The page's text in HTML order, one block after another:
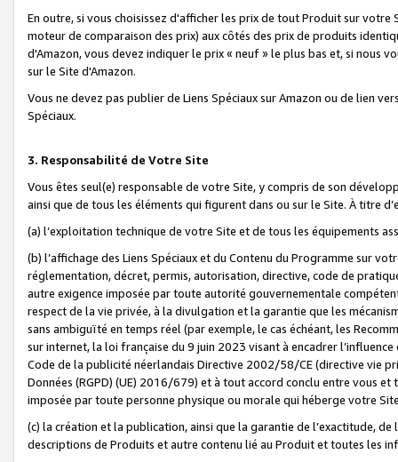
En outre, si vous choisissez d'afficher les prix de tout Produit sur
moteur de comparaison des prix) aux côtés des prix de produits
d'Amazon, vous devez indiquer le prix « neuf » le plus bas et, si nous
sur le Site d'Amazon.
Vous ne devez pas publier de Liens Spéciaux sur Amazon ou de lien
Spéciaux.
3. Responsabilité de Votre Site
Vous êtes seul(e) responsable de votre Site, y compris de son
ainsi que de tous les éléments qui figurent dans ou sur le Site. À titre
(a) l’exploitation technique de votre Site et de tous les équipements
(b) l’affichage des Liens Spéciaux et du Contenu du Programme sur
réglementation, décret, permis, autorisation, directive, code de
autre exigence imposée par toute autorité gouvernementale
respect de la vie privée, à la divulgation et la garantie que les
sans ambiguïté en temps réel (par exemple, le cas échéant, les
sur internet, la loi française du 9 juin 2023 visant à encadrer
Code de la publicité néerlandais Directive 2002/58/CE (directive vie
Données (RGPD) (UE) 2016/679) et à tout accord conclu entre vous
imposée par toute personne physique ou morale qui héberge votre
(c) la création et la publication, ainsi que la garantie de l’exactitude,
descriptions de Produits et autre contenu lié au Produit et toutes les